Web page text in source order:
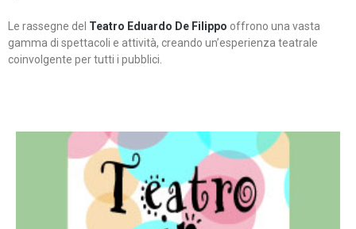
Le rassegne del Teatro Eduardo De Filippo offrono una vasta
gamma di spettacoli e attività, creando un’esperienza teatrale
coinvolgente per tutti i pubblici.
Continua